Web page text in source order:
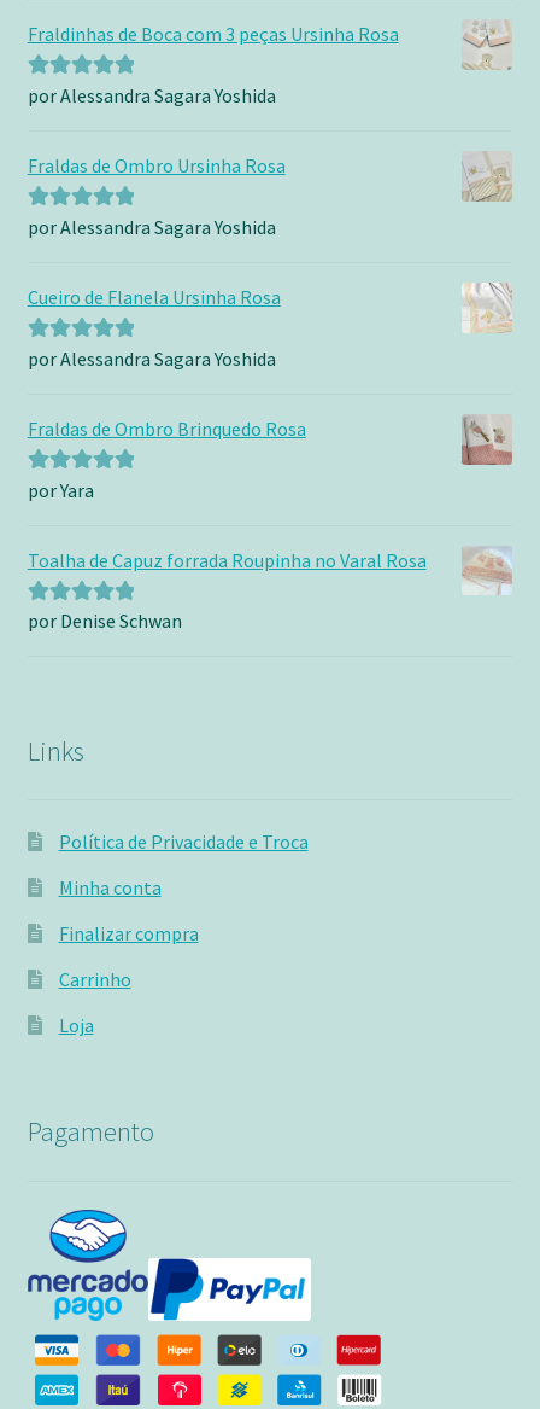
Fraldinhas de Boca com 3 peças Ursinha Rosa
Avaliação5
por Alessandra Sagara Yoshida
Fraldas de Ombro Ursinha Rosa
Avaliação5
por Alessandra Sagara Yoshida
Cueiro de Flanela Ursinha Rosa
Avaliação5
por Alessandra Sagara Yoshida
Fraldas de Ombro Brinquedo Rosa
Avaliação
por Yara
Toalha de Capuz forrada Roupinha no Varal Rosa
Avaliação5
por Denise Schwan
Links
Política de Privacidade e Troca
Minha conta
Finalizar compra
Carrinho
Loja
Pagamento